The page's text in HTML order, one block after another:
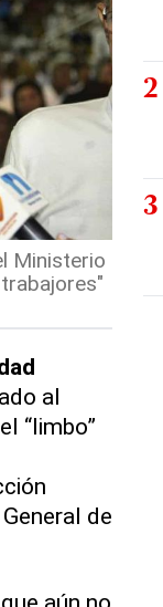
Ministerio
al
“limbo”
de